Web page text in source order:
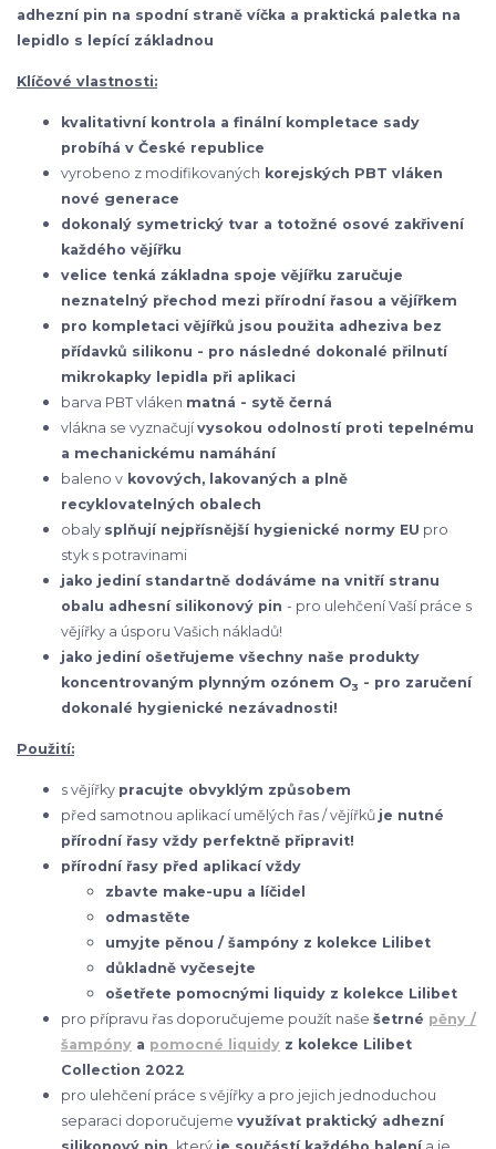
adhezní pin na spodní straně víčka a praktická paletka na
lepidlo s lepící základnou
Klíčové vlastnosti:
kvalitativní kontrola a finální kompletace sady
probíhá v České republice
vyrobeno z modifikovaných korejských PBT vláken
nové generace
dokonalý symetrický tvar a totožné osové zakřivení
každého vějířku
velice tenká základna spoje vějířku zaručuje
neznatelný přechod mezi přírodní řasou a vějířkem
pro kompletaci vějířků jsou použita adheziva bez
přídavků silikonu - pro následné dokonalé přilnutí
mikrokapky lepidla při aplikaci
barva PBT vláken matná - sytě černá
vlákna se vyznačujívysokou odolností proti tepelnému
a mechanickému namáhání
baleno v kovových, lakovaných a plně
recyklovatelných obalech
obaly splňují nejpřísnější hygienické normy EU pro
styk s potravinami
jako jediní standartně dodáváme na vnitří stranu
obalu adhesní silikonový pin - pro ulehčení Vaší práce s
vějířky a úsporu Vašich nákladů!
jako jediní ošetřujeme všechny naše produkty
koncentrovaným plynným ozónem O3 - pro zaručení
dokonalé hygienické nezávadnosti!
Použití:
s vějířky pracujte obvyklým způsobem
před samotnou aplikací umělých řas / vějířků je nutné
přírodní řasy vždy perfektně připravit!
přírodní řasy před aplikací vždy
zbavte make-upu a líčidel
odmastěte
umyjte pěnou / šampóny z kolekce Lilibet
důkladně vyčesejte
ošetřete pomocnými liquidy z kolekce Lilibet
pro přípravu řas doporučujeme použít naše šetrné pěny /
šampóny a pomocné liquidy z kolekce Lilibet
Collection 2022
pro ulehčení práce s vějířky a pro jejich jednoduchou
separaci doporučujeme využívat praktický adhezní